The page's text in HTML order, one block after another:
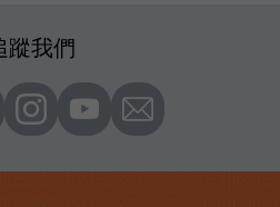
蹤我們